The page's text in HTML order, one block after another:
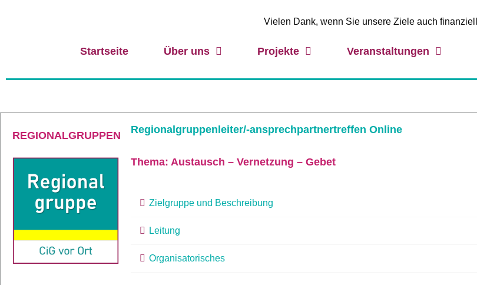
Vielen Dank, wenn Sie unsere Ziele auch
Startseite Über uns Projekte Veranstaltungen
REGIONALGRUPPEN Regionalgruppenleiter/-ansprechpartnertreffen Online
Thema: Austausch – Vernetzung – Gebet
Zielgruppe und Beschreibung
Leitung
Organisatorisches